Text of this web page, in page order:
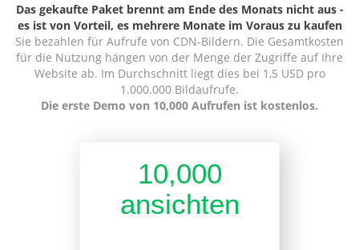
Das gekaufte Paket brennt am Ende des Monats nicht aus -
es ist von Vorteil, es mehrere Monate im Voraus zu kaufen
Sie bezahlen für Aufrufe von CDN-Bildern. Die Gesamtkosten
für die Nutzung hängen von der Menge der Zugriffe auf Ihre
Website ab. Im Durchschnitt liegt dies bei 1,5 USD pro
1.000.000 Bildaufrufe.
Die erste Demo von 10,000 Aufrufen ist kostenlos.
10,000
ansichten